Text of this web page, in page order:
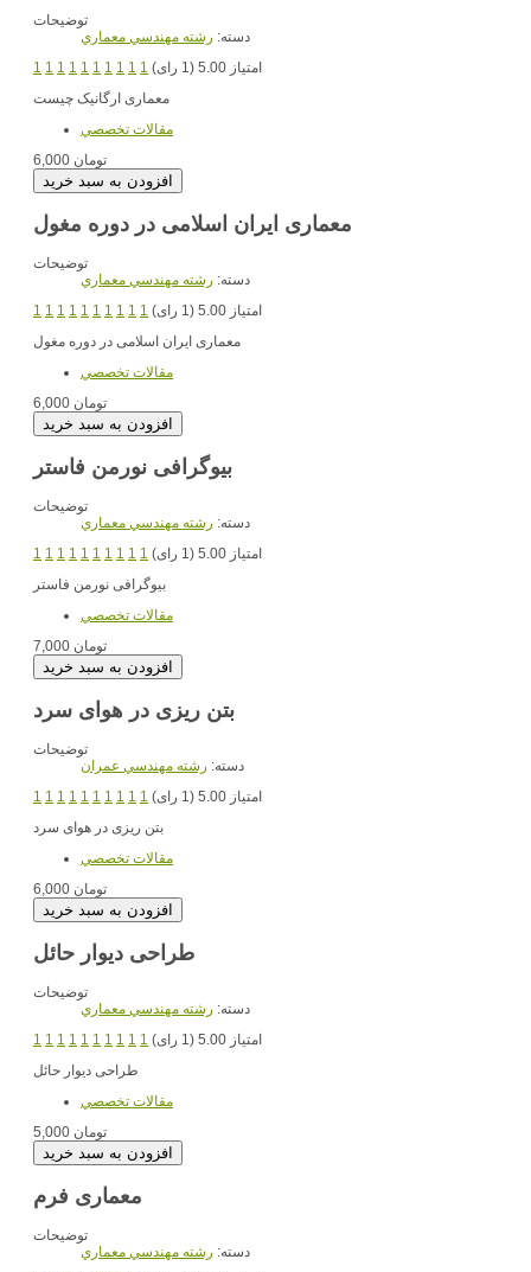
توضیحات
دسته: رشته مهندسي معماري
1 1 1 1 1 1 1 1 1 1
امتیاز 5.00 (1 رای)
معماری ارگانیک چیست
مقالات تخصصي
6,000 تومان
معماری ایران اسلامی در دوره مغول
توضیحات
دسته: رشته مهندسي معماري
1 1 1 1 1 1 1 1 1 1
امتیاز 5.00 (1 رای)
معماری ایران اسلامی در دوره مغول
مقالات تخصصي
6,000 تومان
بیوگرافی نورمن فاستر
توضیحات
دسته: رشته مهندسي معماري
1 1 1 1 1 1 1 1 1 1
امتیاز 5.00 (1 رای)
بیوگرافی نورمن فاستر
مقالات تخصصي
7,000 تومان
بتن ریزی در هوای سرد
توضیحات
دسته: رشته مهندسي عمران
1 1 1 1 1 1 1 1 1 1
امتیاز 5.00 (1 رای)
بتن ریزی در هوای سرد
مقالات تخصصي
6,000 تومان
طراحی دیوار حائل
توضیحات
دسته: رشته مهندسي معماري
1 1 1 1 1 1 1 1 1 1
امتیاز 5.00 (1 رای)
طراحی دیوار حائل
مقالات تخصصي
5,000 تومان
معماری فرم
توضیحات
دسته: رشته مهندسي معماري